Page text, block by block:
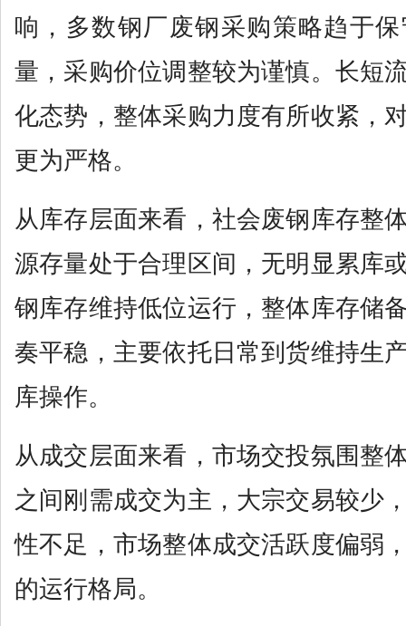
响，多数钢厂废钢采购策略趋于
量，采购价位调整较为谨慎。长短
化态势，整体采购力度有所收紧，
更为严格。
从库存层面来看，社会废钢库存整
源存量处于合理区间，无明显累库
钢库存维持低位运行，整体库存储
奏平稳，主要依托日常到货维持生
库操作。
从成交层面来看，市场交投氛围整
之间刚需成交为主，大宗交易较少
性不足，市场整体成交活跃度偏弱
的运行格局。